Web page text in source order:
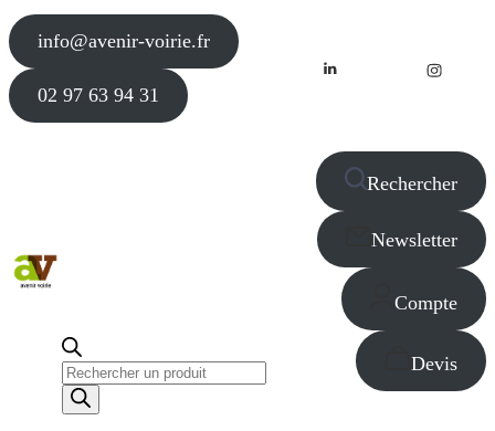
info@avenir-voirie.fr
02 97 63 94 31
Recherche
de
produits
Rechercher
Newsletter
Compte
Devis